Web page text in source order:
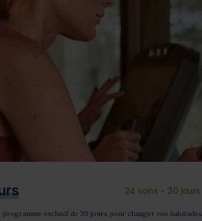
Mini-cure 3 à 5 jours
24 soins - 30 jours
exclusif de 30 jours pour changer vos habitudes